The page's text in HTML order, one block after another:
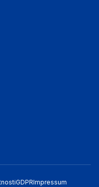
GDPRImpressum